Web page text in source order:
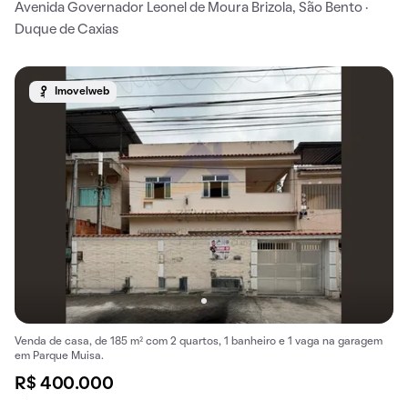
Avenida Governador Leonel de Moura Brizola, São Bento ·
Duque de Caxias
Imovelweb
Venda de casa, de 185 m² com 2 quartos, 1 banheiro e 1 vaga na garagem
em Parque Muisa.
R$ 400.000